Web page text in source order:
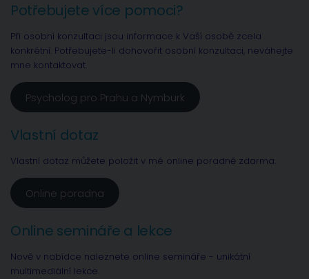
Potřebujete více pomoci?
Při osobní konzultaci jsou informace k Vaší osobě zcela
konkrétní. Potřebujete-li dohovořit osobní konzultaci, neváhejte
mne kontaktovat.
Psycholog pro Prahu a Nymburk
Vlastní dotaz
Vlastní dotaz můžete položit v mé online poradně zdarma.
Online poradna
Online semináře a lekce
Nově v nabídce naleznete online semináře - unikátní
multimediální lekce.